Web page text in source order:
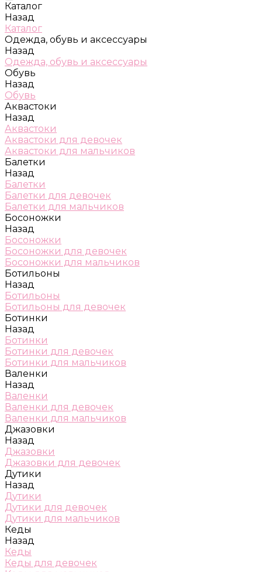
Каталог
Назад
Каталог
Одежда, обувь и аксессуары
Назад
Одежда, обувь и аксессуары
Обувь
Назад
Обувь
Аквастоки
Назад
Аквастоки
Аквастоки для девочек
Аквастоки для мальчиков
Балетки
Назад
Балетки
Балетки для девочек
Балетки для мальчиков
Босоножки
Назад
Босоножки
Босоножки для девочек
Босоножки для мальчиков
Ботильоны
Назад
Ботильоны
Ботильоны для девочек
Ботинки
Назад
Ботинки
Ботинки для девочек
Ботинки для мальчиков
Валенки
Назад
Валенки
Валенки для девочек
Валенки для мальчиков
Джазовки
Назад
Джазовки
Джазовки для девочек
Дутики
Назад
Дутики
Дутики для девочек
Дутики для мальчиков
Кеды
Назад
Кеды
Кеды для девочек